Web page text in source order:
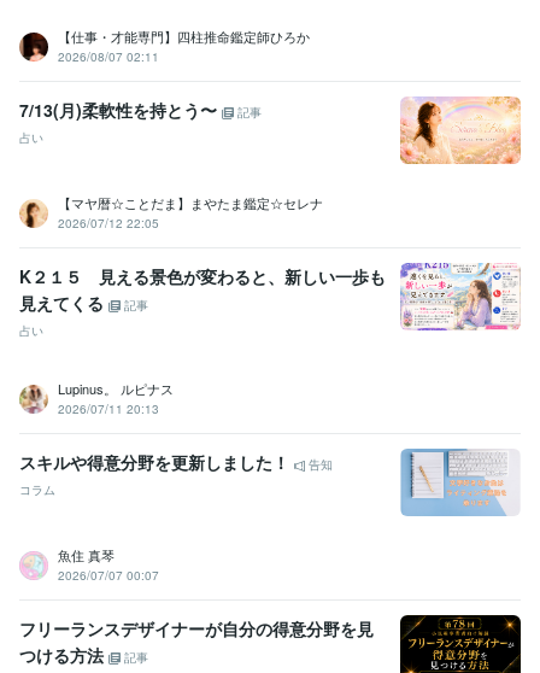
【仕事・才能専門】四柱推命鑑定師ひろか
2026/08/07 02:11
7/13(月)柔軟性を持とう〜
記事
占い
【マヤ暦☆ことだま】まやたま鑑定☆セレナ
2026/07/12 22:05
K２１５ 見える景色が変わると、新しい一歩も
見えてくる
記事
占い
Lupinus。 ルピナス
2026/07/11 20:13
スキルや得意分野を更新しました！
告知
コラム
魚住 真琴
2026/07/07 00:07
フリーランスデザイナーが自分の得意分野を見
つける方法
記事